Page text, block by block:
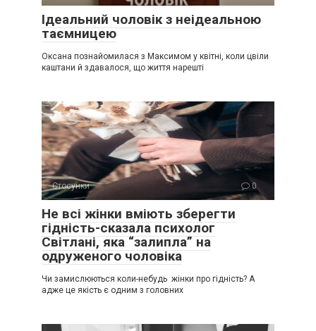
Ідеальний чоловік з неідеальною
таємницею
Оксана познайомилася з Максимом у квітні, коли цвіли
каштани й здавалося, що життя нарешті
Стосунки 0
Не всі жінки вміють зберегти
гідність-сказала психолог
Світлані, яка “залипла” на
одруженого чоловіка
Чи замислюються коли-небудь жінки про гідність? А
адже це якість є одним з головних